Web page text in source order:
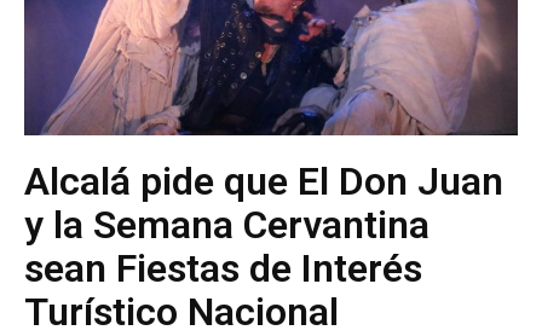
Alcalá pide que El Don Juan
y la Semana Cervantina
sean Fiestas de Interés
Turístico Nacional